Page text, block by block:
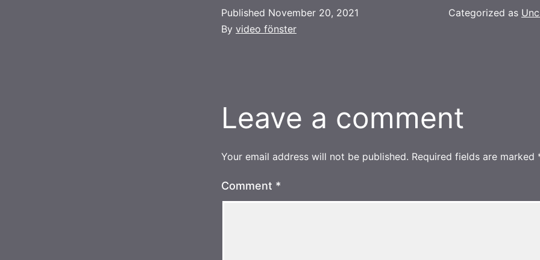
Published November 20, 2021
By video fönster
Categorized as
Leave a comment
Your email address will not be published. Required fields are marked
Comment *